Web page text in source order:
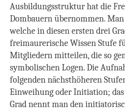
Ausbildungsstruktur hat die
Dombauern übernommen.
welche in diesen ersten drei
freimaurerische Wissen Stufe
Mitgliedern mitteilen, die so
symbolischen Logen. Die
folgenden nächsthöheren
Einweihung oder Initiation; das
Grad nennt man den